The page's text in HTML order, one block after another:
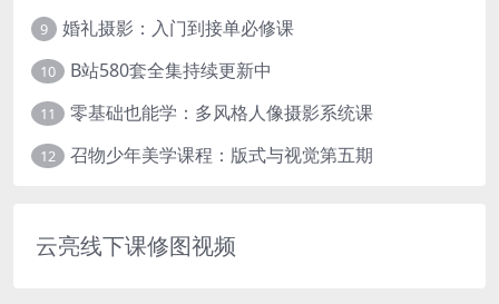
9 婚礼摄影：入门到接单必修课
10 B站580套全集持续更新中
11 零基础也能学：多风格人像摄影系统课
12 召物少年美学课程：版式与视觉第五期
云亮线下课修图视频